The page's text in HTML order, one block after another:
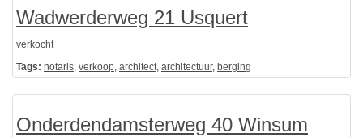
Wadwerderweg 21 Usquert
verkocht
Tags: notaris, verkoop, architect, architectuur, berging
Onderdendamsterweg 40 Winsum